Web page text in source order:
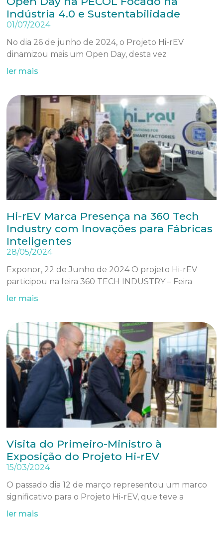
Indústria 4.0 e Sustentabilidade
01/07/2024
No dia 26 de junho de 2024, o Projeto Hi-rEV
dinamizou mais um Open Day, desta vez
ler mais
Hi-rEV Marca Presença na 360 Tech
Industry com Inovações para Fábricas
Inteligentes
28/05/2024
Exponor, 22 de Junho de 2024 O projeto Hi-rEV
participou na feira 360 TECH INDUSTRY – Feira
ler mais
Visita do Primeiro-Ministro à
Exposição do Projeto Hi-rEV
15/03/2024
O passado dia 12 de março representou um marco
significativo para o Projeto Hi-rEV, que teve a
ler mais